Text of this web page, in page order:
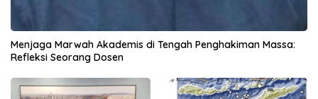
Menjaga Marwah Akademis di Tengah Penghakiman Massa:
Refleksi Seorang Dosen